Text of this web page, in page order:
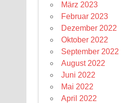
März 2023
Februar 2023
Dezember 2022
Oktober 2022
September 2022
August 2022
Juni 2022
Mai 2022
April 2022